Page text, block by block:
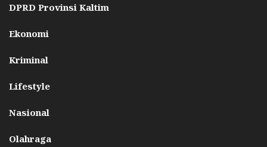
DPRD Provinsi Kaltim
Ekonomi
Kriminal
Lifestyle
Nasional
Olahraga